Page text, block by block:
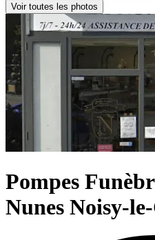
Voir toutes les photos
Pompes
Nunes Noisy-